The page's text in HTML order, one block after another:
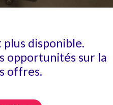
disponible.
opportunités sur la
offres.